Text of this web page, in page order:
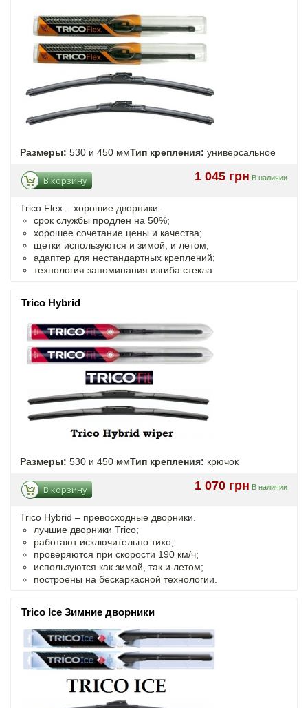
Размеры: 530 и 450 ммТип крепления: универсальное
1 045 грн В наличии
В корзину
Trico Flex – хорошие дворники.
срок службы продлен на 50%;
хорошее сочетание цены и качества;
щетки используются и зимой, и летом;
адаптер для нестандартных креплений;
технология запоминания изгиба стекла.
Trico Hybrid
Размеры: 530 и 450 ммТип крепления: крючок
1 070 грн В наличии
В корзину
Trico Hybrid – превосходные дворники.
лучшие дворники Trico;
работают исключительно тихо;
проверяются при скорости 190 км/ч;
используются как зимой, так и летом;
построены на бескаркасной технологии.
Trico Ice Зимние дворники